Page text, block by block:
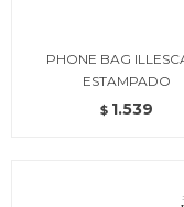
PHONE BAG
ESTAMPADO
$ 1.539